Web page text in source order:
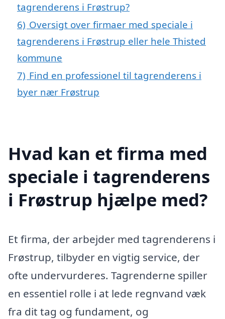
tagrenderens i Frøstrup?
6) Oversigt over firmaer med speciale i
tagrenderens i Frøstrup eller hele Thisted
kommune
7) Find en professionel til tagrenderens i
byer nær Frøstrup
Hvad kan et firma med
speciale i tagrenderens
i Frøstrup hjælpe med?
Et firma, der arbejder med tagrenderens i
Frøstrup, tilbyder en vigtig service, der
ofte undervurderes. Tagrenderne spiller
en essentiel rolle i at lede regnvand væk
fra dit tag og fundament, og